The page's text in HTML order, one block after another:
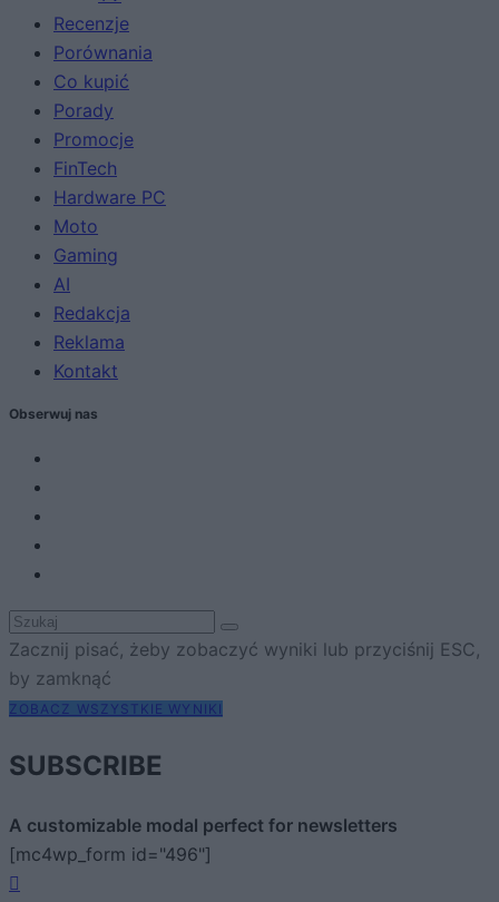
Recenzje
Porównania
Co kupić
Porady
Promocje
FinTech
Hardware PC
Moto
Gaming
AI
Redakcja
Reklama
Kontakt
Obserwuj nas
Zacznij pisać, żeby zobaczyć wyniki lub przyciśnij ESC,
by zamknąć
ZOBACZ WSZYSTKIE WYNIKI
SUBSCRIBE
A customizable modal perfect for newsletters
[mc4wp_form id="496"]